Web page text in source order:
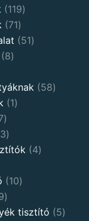
119119
7171
products
5151
88
5858
11
7
products
13
products
44
1010
9
products
tisztító 55